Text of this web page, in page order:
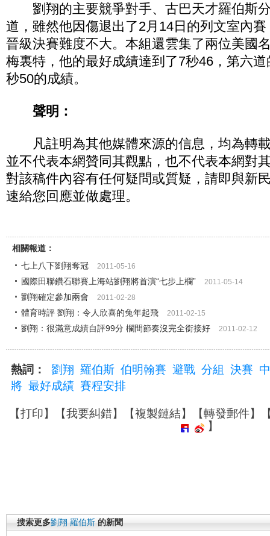
劉翔的主要競爭對手、古巴天才羅伯斯
道，雖然他因傷退出了2月14日的列文室內
晉級決賽難度不大。本組還雲集了兩位美國
梅裏特，他的最好成績達到了7秒46，第六
秒50的成績。
聲明：
凡註明為其他媒體來源的信息，均為轉
並不代表本網贊同其觀點，也不代表本網對
對該稿件內容有任何疑問或質疑，請即與新
速給您回應並做處理。
相關報道：
七上八下劉翔奪冠
2011-05-16
國際田聯鑽石聯賽上海站劉翔將首演“七步上欄” 2011-05-14
劉翔確定參加兩會 2011-02-28
體育時評 劉翔：令人欣喜的兔年起飛 2011-02-15
劉翔：很滿意成績自評99分 欄間節奏沒完全銜接好 2011-02-12
熱詞： 劉翔 羅伯斯 伯明翰賽 避戰 分組 決賽
將 最好成績 賽程安排
【打印】【我要糾錯】【複製鏈結】【轉發郵件】
】
搜索更多劉翔 羅伯斯 的新聞